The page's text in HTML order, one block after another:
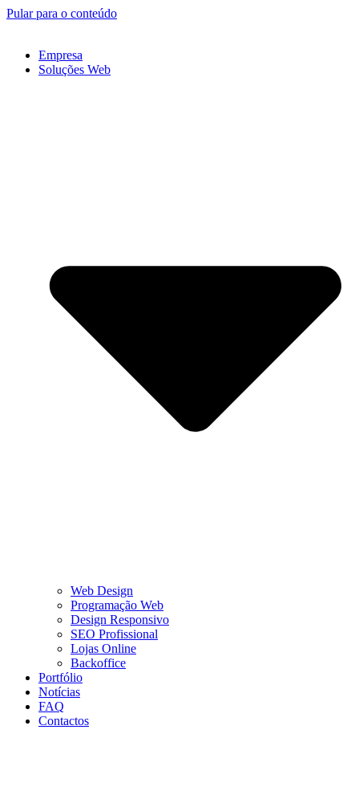
Pular para o conteúdo
Empresa
Soluções Web
Web Design
Programação Web
Design Responsivo
SEO Profissional
Lojas Online
Backoffice
Portfólio
Notícias
FAQ
Contactos